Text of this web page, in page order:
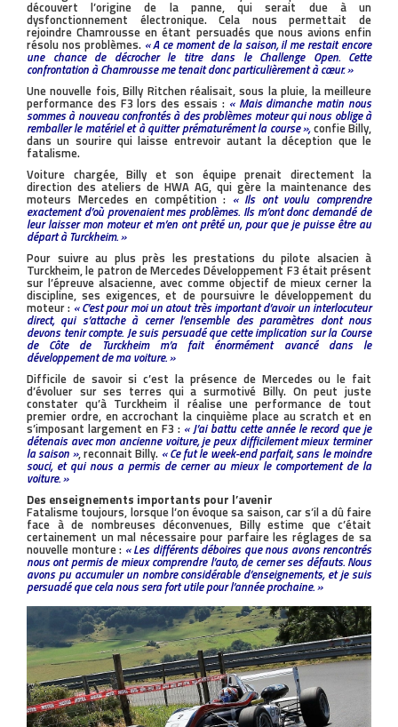
découvert l’origine de la panne, qui serait due à un
dysfonctionnement électronique. Cela nous permettait de
rejoindre Chamrousse en étant persuadés que nous avions enfin
résolu nos problèmes. « A ce moment de la saison, il me restait encore
une chance de décrocher le titre dans le Challenge Open. Cette
confrontation à Chamrousse me tenait donc particulièrement à cœur. »
Une nouvelle fois, Billy Ritchen réalisait, sous la pluie, la meilleure
performance des F3 lors des essais :« Mais dimanche matin nous
sommes à nouveau confrontés à des problèmes moteur qui nous oblige à
remballer le matériel et à quitter prématurément la course »,confie Billy,
dans un sourire qui laisse entrevoir autant la déception que le
fatalisme.
Voiture chargée, Billy et son équipe prenait directement la
direction des ateliers de HWA AG, qui gère la maintenance des
moteurs Mercedes en compétition : « Ils ont voulu comprendre
exactement d’où provenaient mes problèmes. Ils m’ont donc demandé de
leur laisser mon moteur et m’en ont prêté un, pour que je puisse être au
départ à Turckheim. »
Pour suivre au plus près les prestations du pilote alsacien à
Turckheim, le patron de Mercedes Développement F3 était présent
sur l’épreuve alsacienne, avec comme objectif de mieux cerner la
discipline, ses exigences, et de poursuivre le développement du
moteur : « C’est pour moi un atout très important d’avoir un interlocuteur
direct, qui s’attache à cerner l’ensemble des paramètres dont nous
devons tenir compte. Je suis persuadé que cette implication sur la Course
de Côte de Turckheim m’a fait énormément avancé dans le
développement de ma voiture. »
Difficile de savoir si c’est la présence de Mercedes ou le fait
d’évoluer sur ses terres qui a surmotivé Billy. On peut juste
constater qu’à Turckheim il réalise une performance de tout
premier ordre, en accrochant la cinquième place au scratch et en
s’imposant largement en F3 : « J’ai battu cette année le record que je
détenais avec mon ancienne voiture, je peux difficilement mieux terminer
la saison », reconnait Billy. « Ce fut le week-end parfait, sans le moindre
souci, et qui nous a permis de cerner au mieux le comportement de la
voiture. »
Des enseignements importants pour l’avenir
Fatalisme toujours, lorsque l’on évoque sa saison, car s’il a dû faire
face à de nombreuses déconvenues, Billy estime que c’était
certainement un mal nécessaire pour parfaire les réglages de sa
nouvelle monture : « Les différents déboires que nous avons rencontrés
nous ont permis de mieux comprendre l’auto, de cerner ses défauts. Nous
avons pu accumuler un nombre considérable d’enseignements, et je suis
persuadé que cela nous sera fort utile pour l’année prochaine. »